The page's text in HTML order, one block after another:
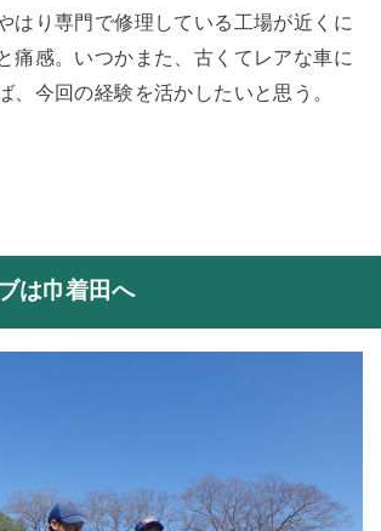
はり専門で修理している工場が近くに
痛感。いつかまた、古くてレアな車に
、今回の経験を活かしたいと思う。
は巾着田へ